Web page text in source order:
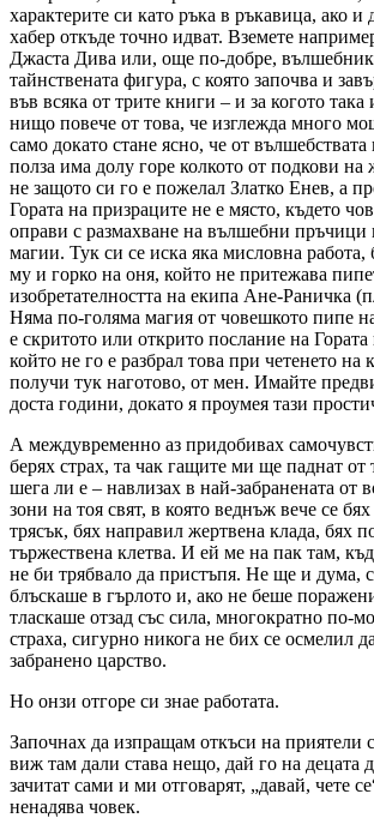
характерите си като ръка в ръкавица, ако и
хабер откъде точно идват. Вземете
Джаста Дива или, още по-добре,
тайнствената фигура, с която започва и
във всяка от трите книги – и за когото така
нищо повече от това, че изглежда много
само докато стане ясно, че от
полза има долу горе колкото от подкови на
не защото си го е пожелал Златко Енев, а
Гората на призраците не е място, където
оправи с размахване на вълшебни пръчици
магии. Тук си се иска яка мисловна работа,
му и горко на оня, който не притежава
изобретателността на екипа Ане-Раничка
Няма по-голяма магия от човешкото пипе
е скритото или открито послание на
който не го е разбрал това при четенето на
получи тук наготово, от мен. Имайте
доста години, докато я проумея тази
А междувременно аз придобивах
берях страх, та чак гащите ми ще паднат
шега ли е – навлизах в най-забранената от
зони на тоя свят, в която веднъж вече се
трясък, бях направил жертвена клада, бях
тържествена клетва. И ей ме на пак там,
не би трябвало да пристъпя. Не ще и дума,
блъскаше в гърлото и, ако не беше
тласкаше отзад със сила, многократно по-
страха, сигурно никога не бих се осмелил
забранено царство.
Но онзи отгоре си знае работата.
Започнах да изпращам откъси на приятели
виж там дали става нещо, дай го на децата
зачитат сами и ми отговарят, „давай, чете
ненадява човек.